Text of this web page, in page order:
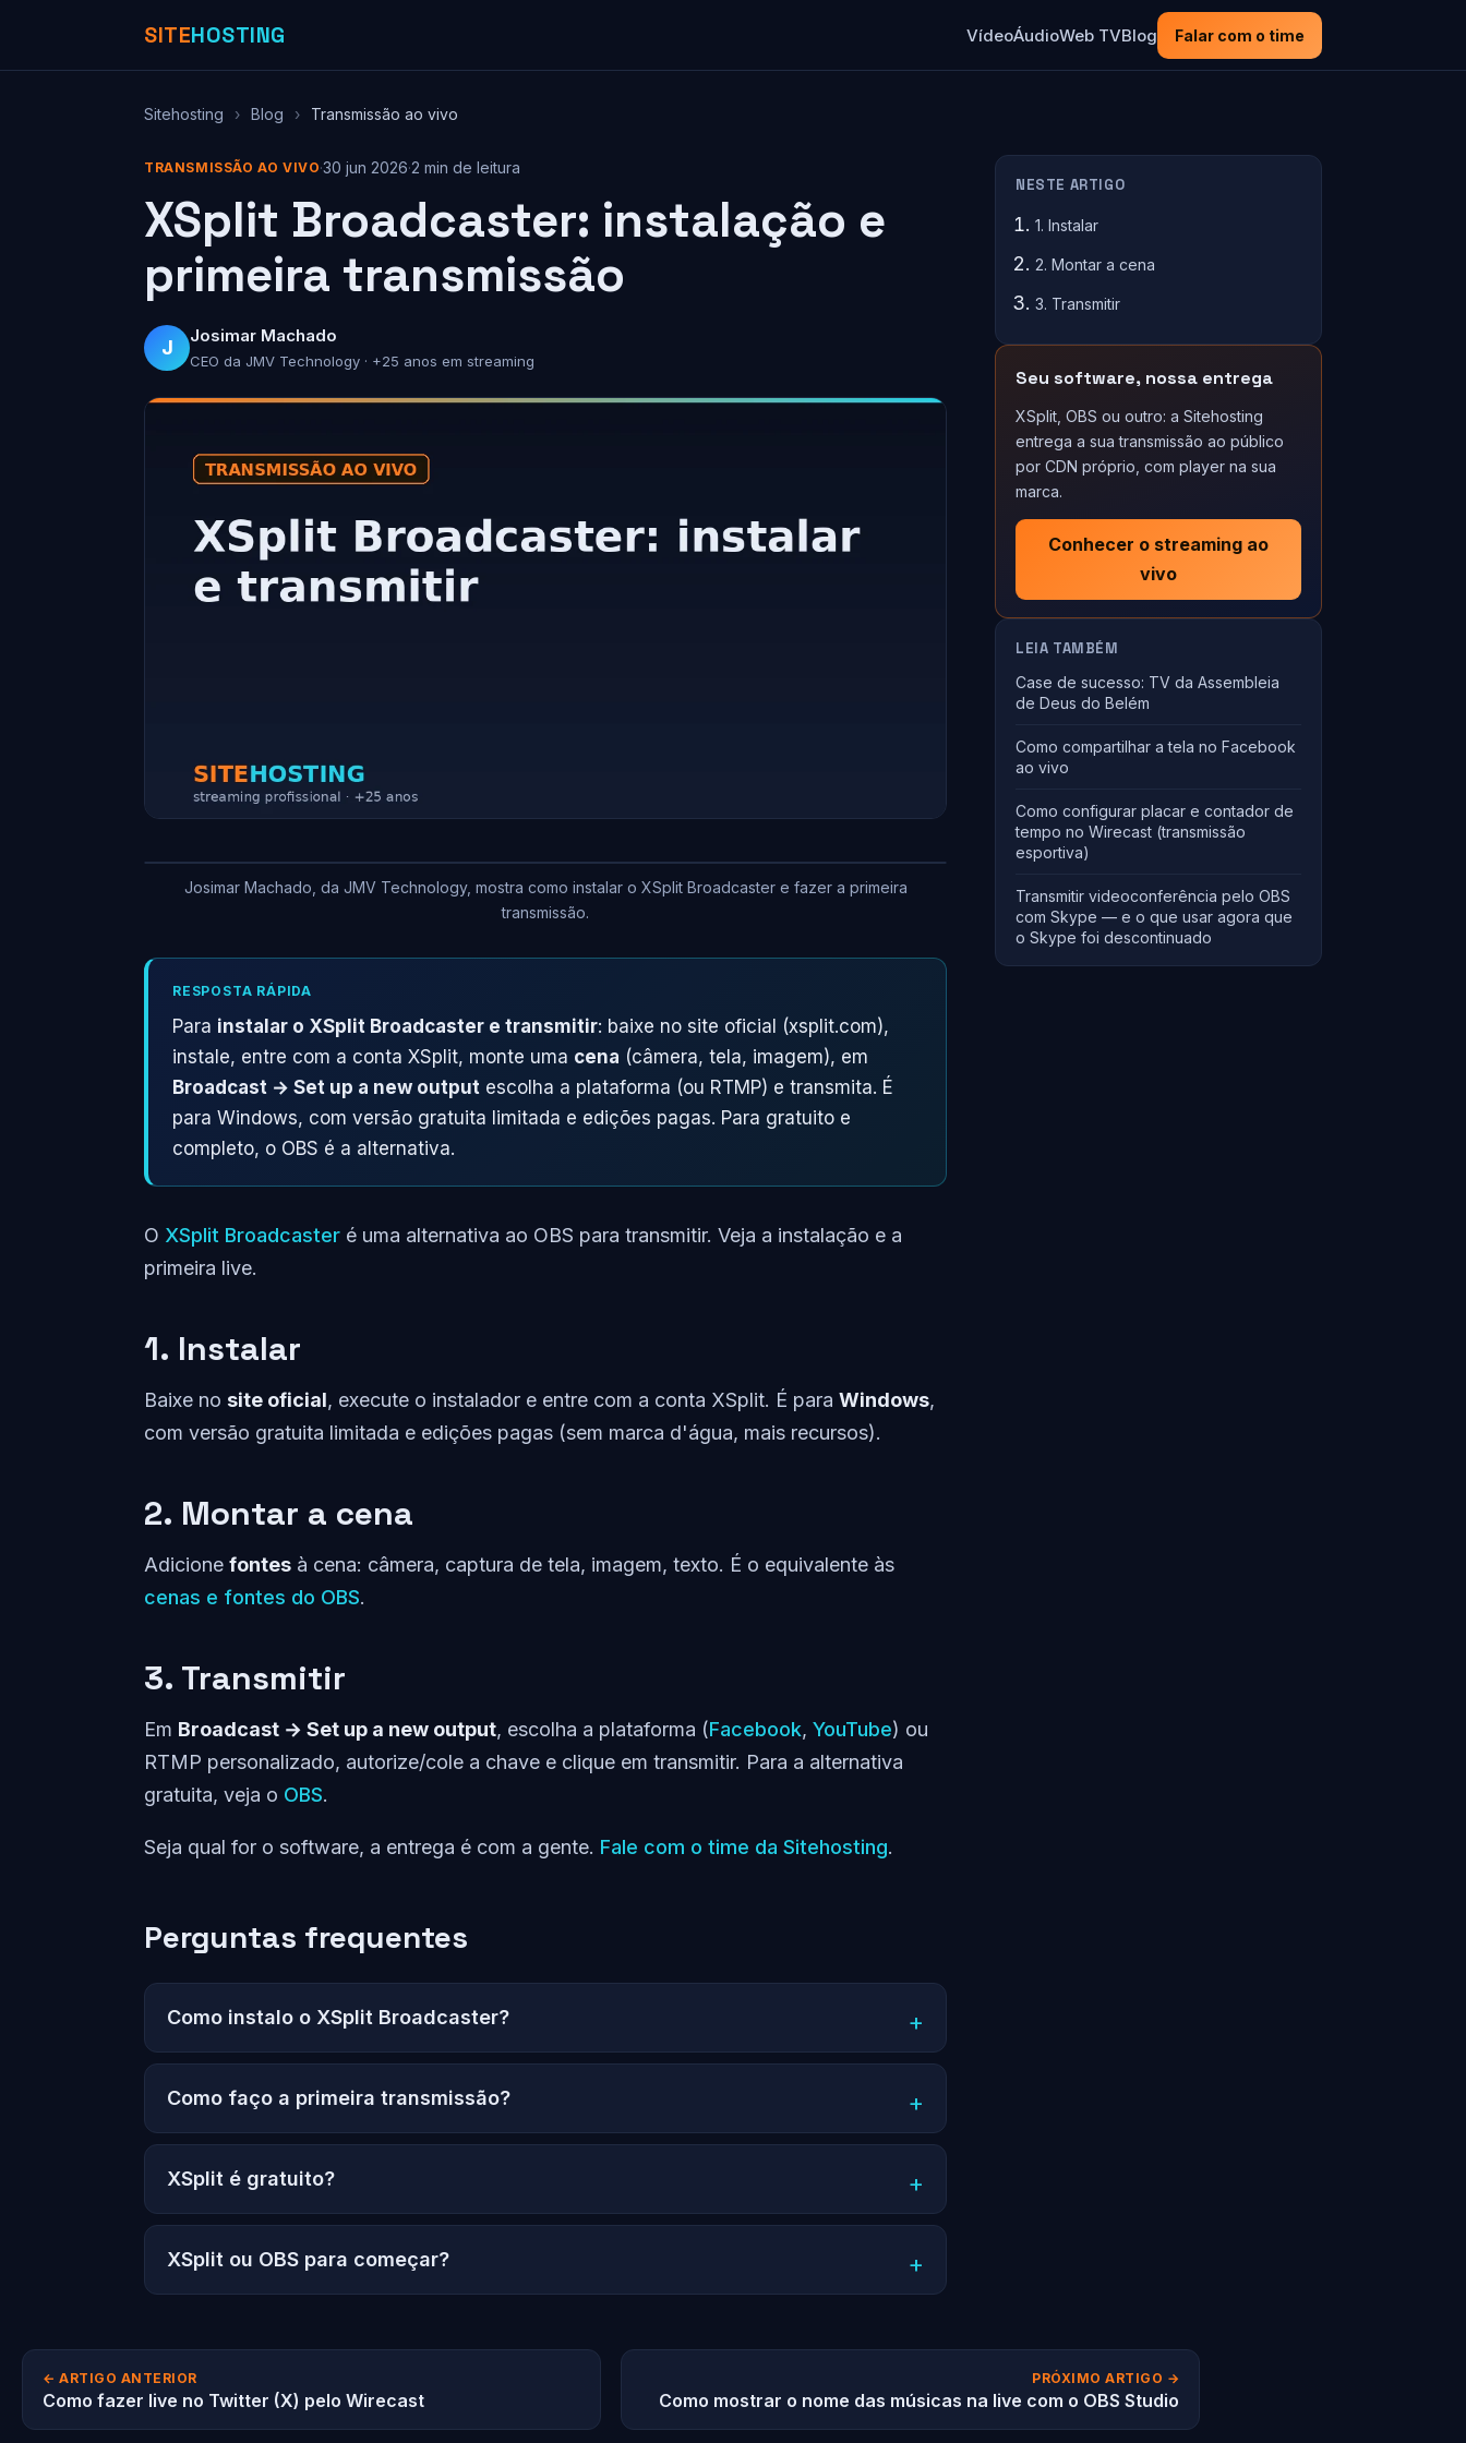
SITEHOSTING VídeoÁudioWeb TVBlog Falar com o time
Sitehosting › Blog › Transmissão ao vivo
TRANSMISSÃO AO VIVO·30 jun 2026·2 min de leitura
XSplit Broadcaster: instalação e
primeira transmissão
J Josimar Machado
CEO da JMV Technology · +25 anos em streaming
Josimar Machado, da JMV Technology, mostra como instalar o XSplit Broadcaster e fazer a primeira
transmissão.
RESPOSTA RÁPIDA
Para instalar o XSplit Broadcaster e transmitir: baixe no site oficial (xsplit.com),
instale, entre com a conta XSplit, monte uma cena (câmera, tela, imagem), em
Broadcast → Set up a new output escolha a plataforma (ou RTMP) e transmita. É
para Windows, com versão gratuita limitada e edições pagas. Para gratuito e
completo, o OBS é a alternativa.
O XSplit Broadcaster é uma alternativa ao OBS para transmitir. Veja a instalação e a
primeira live.
1. Instalar
Baixe no site oficial, execute o instalador e entre com a conta XSplit. É para Windows,
com versão gratuita limitada e edições pagas (sem marca d'água, mais recursos).
2. Montar a cena
Adicione fontes à cena: câmera, captura de tela, imagem, texto. É o equivalente às
cenas e fontes do OBS.
3. Transmitir
Em Broadcast → Set up a new output, escolha a plataforma (Facebook, YouTube) ou
RTMP personalizado, autorize/cole a chave e clique em transmitir. Para a alternativa
gratuita, veja o OBS.
Seja qual for o software, a entrega é com a gente. Fale com o time da Sitehosting.
Perguntas frequentes
Como instalo o XSplit Broadcaster?
Como faço a primeira transmissão?
XSplit é gratuito?
XSplit ou OBS para começar?
NESTE ARTIGO
1. Instalar
2. Montar a cena
3. Transmitir
Seu software, nossa entrega
XSplit, OBS ou outro: a Sitehosting
entrega a sua transmissão ao público
por CDN próprio, com player na sua
marca.
Conhecer o streaming ao
vivo
LEIA TAMBÉM
Case de sucesso: TV da Assembleia
de Deus do Belém
Como compartilhar a tela no Facebook
ao vivo
Como configurar placar e contador de
tempo no Wirecast (transmissão
esportiva)
Transmitir videoconferência pelo OBS
com Skype — e o que usar agora que
o Skype foi descontinuado
← ARTIGO ANTERIOR
Como fazer live no Twitter (X) pelo Wirecast
PRÓXIMO ARTIGO →
Como mostrar o nome das músicas na live com o OBS Studio